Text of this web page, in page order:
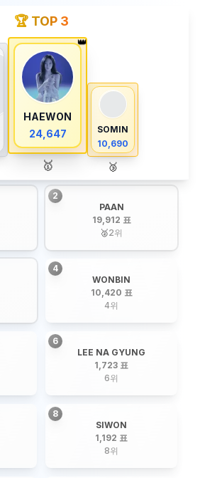
🏆 TOP 3
👑
HAEWON
24,647
🥇
SOMIN
10,690
🥉
2
PAAN
19,912 표
🥈2위
4
WONBIN
10,420 표
4위
6
LEE NA GYUNG
1,723 표
6위
8
SIWON
1,192 표
8위